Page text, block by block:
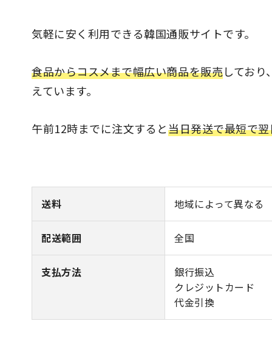
気軽に安く利用できる韓国通販サイトです。
食品からコスメまで幅広い商品を販売してお
えています。
午前12時までに注文すると当日発送で最短で
送料 地域によって異なる
配送範囲 全国
支払方法
銀行振込
クレジットカード
代金引換